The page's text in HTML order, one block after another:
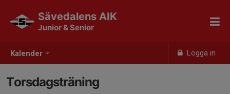
Kalender Logga in
Sävedalens AIK
Junior & Senior
Torsdagsträning